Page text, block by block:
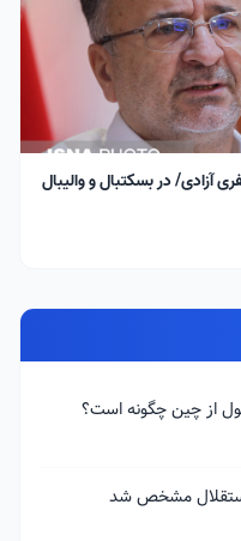
نفری به جای سالن ۱۲ هزار نفری آزادی/ در بسکتبال و والیبال
از چین چگونه است؟
مشخص شد